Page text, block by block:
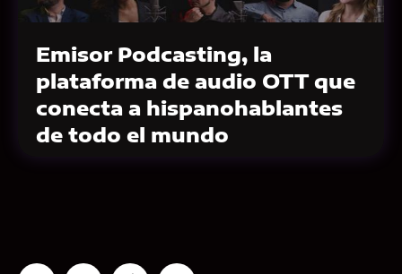
Emisor Podcasting, la
plataforma de audio OTT que
conecta a hispanohablantes
de todo el mundo